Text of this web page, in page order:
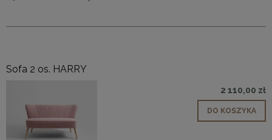
Sofa 2 os. HARRY
2 110,00 zł
DO KOSZYKA